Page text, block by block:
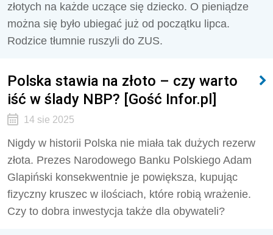
złotych na każde uczące się dziecko. O pieniądze
można się było ubiegać już od początku lipca.
Rodzice tłumnie ruszyli do ZUS.
Polska stawia na złoto – czy warto
iść w ślady NBP? [Gość Infor.pl]
14 sie 2025
Nigdy w historii Polska nie miała tak dużych rezerw
złota. Prezes Narodowego Banku Polskiego Adam
Glapiński konsekwentnie je powiększa, kupując
fizyczny kruszec w ilościach, które robią wrażenie.
Czy to dobra inwestycja także dla obywateli?